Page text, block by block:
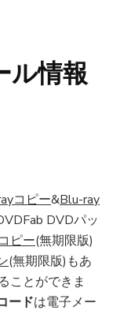
ル情報
コピー&Blu-ray
DVDパッ
ピー(無期限版)
(無期限版)もあ
ことができま
ードは電子メー